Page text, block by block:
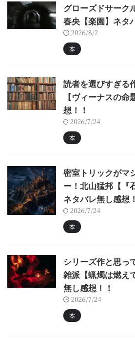
グローズドサーク
春央【楽園】ネタ
2026/8/2
本
読者を選びすぎる
【ヴィーナスの
想！！
2026/7/24
本
密室トリックがマ
ー！北山猛邦【『
ネタバレ無し感想
2026/7/24
本
シリーズ作と思っ
雑派【蝋燭は燃え
無し感想！！
2026/7/24
本